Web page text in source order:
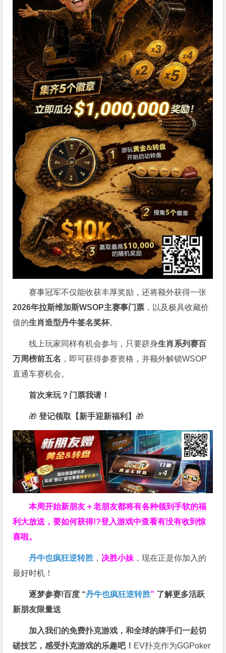
赛事冠军不仅能收获丰厚奖励，还将额外获得一张
2026年拉斯维加斯WSOP主赛事门票 ，以及极具收藏价
值的生肖造型丹牛签名奖杯。
线上玩家同样有机会参与，只要跻身生肖系列赛百
万周榜前五名 ，即可获得参赛资格，并额外解锁WSOP
直通车赛机会。
首次来玩？门票我请！
🎁 登记领取【新手迎新福利】 🎁
本周开始新朋友＋老朋友都将有各种领到手软的福
利大放送，要如何获得!?登入游戏中查看有没有收到惊
喜啦。
丹牛也疯狂逆转胜 ， 决胜小妹 ，现在正是你加入的
最好时机！
逐梦参赛!百度 “丹牛也疯狂逆转胜” 了解更多活跃
新朋友限量送
加入我们的免费扑克游戏，和全球的牌手们一起切
磋技艺，感受扑克游戏的乐趣吧！ EV扑克作为GGPoker